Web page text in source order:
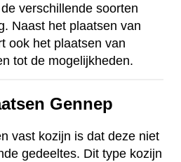
verschillende soorten
Naast het plaatsen van
ook het plaatsen van
tot de mogelijkheden.
Gennep
vast kozijn is dat deze niet
gedeeltes. Dit type kozijn